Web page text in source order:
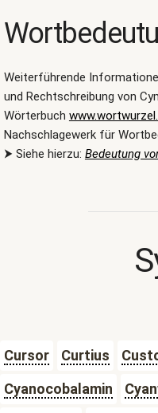
Weiterführende
und Rechtschreibung von
Wörterbuch
Nachschlagewerk für
⮞ Siehe hierzu: Bedeutung
Cursor Curtius
Cyanocobalamin